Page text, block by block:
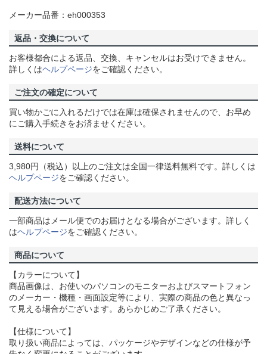
メーカー品番：eh000353
返品・交換について
お客様都合による返品、交換、キャンセルはお受けできません。
詳しくはヘルプページをご確認ください。
ご注文の確定について
買い物かごに入れるだけでは在庫は確保されませんので、お早め
にご購入手続きをお済ませください。
送料について
3,980円（税込）以上のご注文は全国一律送料無料です。詳しくは
ヘルプページをご確認ください。
配送方法について
一部商品はメール便でのお届けとなる場合がございます。詳しく
はヘルプページをご確認ください。
商品について
【カラーについて】
商品画像は、お使いのパソコンのモニターおよびスマートフォン
のメーカー・機種・画面設定等により、実際の商品の色と異なっ
て見える場合がございます。あらかじめご了承ください。
【仕様について】
取り扱い商品によっては、パッケージやデザインなどの仕様が予